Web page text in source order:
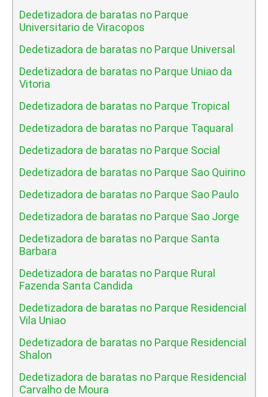
Dedetizadora de baratas no Parque
Universitario de Viracopos
Dedetizadora de baratas no Parque Universal
Dedetizadora de baratas no Parque Uniao da
Vitoria
Dedetizadora de baratas no Parque Tropical
Dedetizadora de baratas no Parque Taquaral
Dedetizadora de baratas no Parque Social
Dedetizadora de baratas no Parque Sao Quirino
Dedetizadora de baratas no Parque Sao Paulo
Dedetizadora de baratas no Parque Sao Jorge
Dedetizadora de baratas no Parque Santa
Barbara
Dedetizadora de baratas no Parque Rural
Fazenda Santa Candida
Dedetizadora de baratas no Parque Residencial
Vila Uniao
Dedetizadora de baratas no Parque Residencial
Shalon
Dedetizadora de baratas no Parque Residencial
Carvalho de Moura